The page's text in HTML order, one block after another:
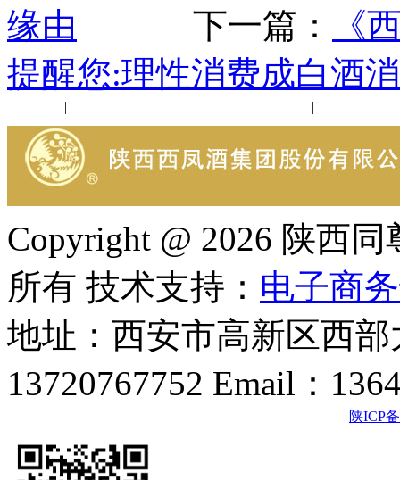
缘由 下一篇：
《
提醒您:理性消费成白酒
| | | |
Copyright @ 2026 陕西
所有 技术支持： 电子商
地址：西安市高新区西
13720767752 Email：
陕ICP